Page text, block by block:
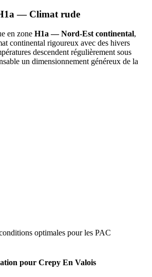
— Climat rude
en zone H1a — Nord-Est continental,
continental rigoureux avec des hivers
descendent régulièrement sous
un dimensionnement généreux de la
optimales pour les PAC
pour Crepy En Valois